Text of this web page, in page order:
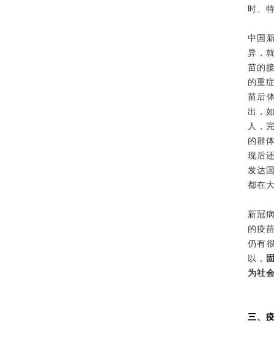
时、
中国
异，
苗的
的重
苗后
出，
人，
的群
现后
发达
都在
新冠
的疫
仍有
以，
为社
三、